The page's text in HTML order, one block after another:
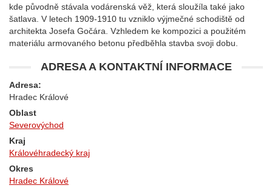
kde původně stávala vodárenská věž, která sloužíla také jako
šatlava. V letech 1909-1910 tu vzniklo výjmečné schodiště od
architekta Josefa Gočára. Vzhledem ke kompozici a použitém
materiálu armovaného betonu předběhla stavba svoji dobu.
ADRESA A KONTAKTNÍ INFORMACE
Adresa:
Hradec Králové
Oblast
Severovýchod
Kraj
Královéhradecký kraj
Okres
Hradec Králové